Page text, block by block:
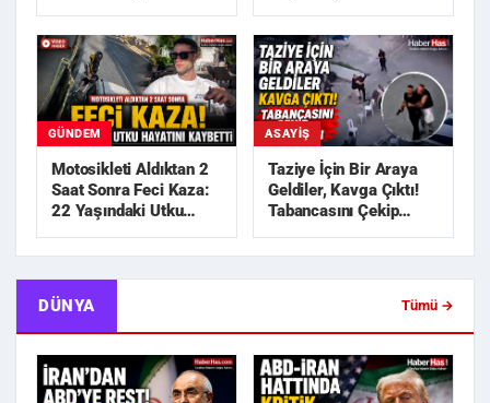
GÜNDEM
Motosikleti Aldıktan 2
Saat Sonra Feci Kaza:
22 Yaşındaki Utku
ASAYIŞ
Taziye İçin Bir Araya
Geldiler, Kavga Çıktı!
Tabancasını Çekip
DÜNYA Tümü →